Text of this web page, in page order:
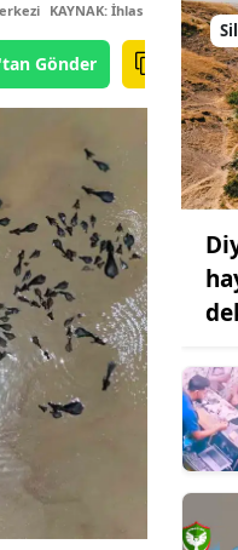
KAYNAK: İhlas Haber Ajansı
Gönder